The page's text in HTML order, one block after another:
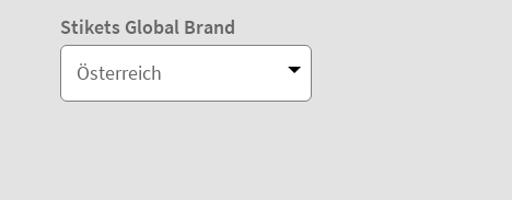
Stikets Global Brand
Österreich